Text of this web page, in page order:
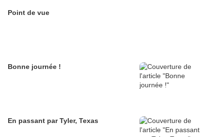
Point de vue
Bonne journée !
En passant par Tyler, Texas